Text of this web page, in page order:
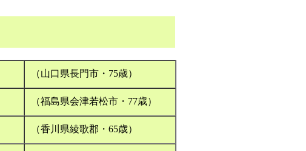
（山口県長門市・75歳）
（福島県会津若松市・77歳）
（香川県綾歌郡・65歳）